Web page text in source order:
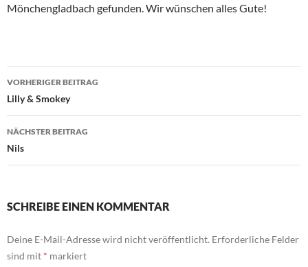
Mönchengladbach gefunden. Wir wünschen alles Gute!
Beitragsnavigation
VORHERIGER BEITRAG
Lilly & Smokey
NÄCHSTER BEITRAG
Nils
SCHREIBE EINEN KOMMENTAR
Deine E-Mail-Adresse wird nicht veröffentlicht. Erforderliche Felder
sind mit * markiert